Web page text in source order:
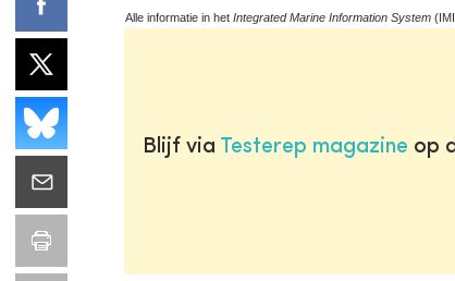
Alle informatie in het Integrated Marine Information System
Blijf via Testerep magazine op